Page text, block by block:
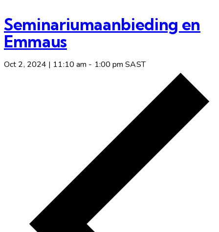
Seminariumaanbieding en
Emmaus
Oct 2, 2024 | 11:10 am - 1:00 pm SAST